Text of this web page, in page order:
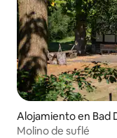
Alojamiento en Bad
Molino de suflé